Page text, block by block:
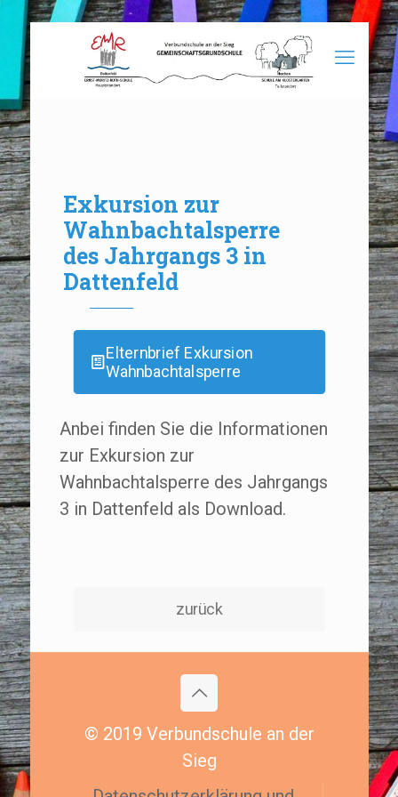
Exkursion zur
Wahnbachtalsperre
des Jahrgangs 3 in
Dattenfeld
Elternbrief Exkursion
Wahnbachtalsperre
Anbei finden Sie die Informationen
zur Exkursion zur
Wahnbachtalsperre des Jahrgangs
3 in Dattenfeld als Download.
zurück
© 2019 Verbundschule an der
Sieg